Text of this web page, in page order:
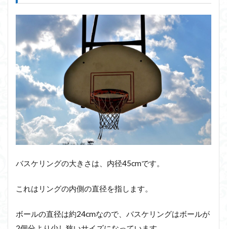
バスケリングの大きさは、内径45cmです。
これはリングの内側の直径を指します。
ボールの直径は約24cmなので、バスケリングはボールが